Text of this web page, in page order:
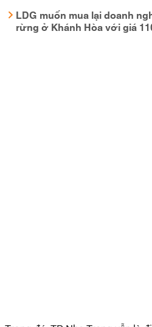
LDG muốn mua lại doanh
rừng ở Khánh Hòa với giá